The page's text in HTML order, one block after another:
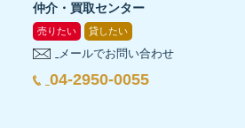
仲介・買取センター
売りたい 貸したい
メールでお問い合わせ
04-2950-0055